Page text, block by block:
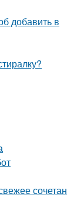
добавить в